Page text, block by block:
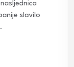
slavilo